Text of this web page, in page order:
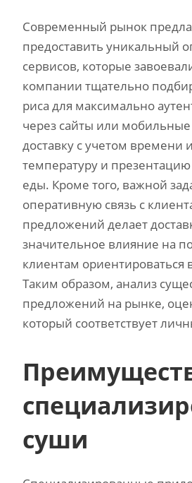
Современный рынок
предоставить уникальный
сервисов‚ которые
компании тщательно
риса для максимально
через сайты или
доставку с учетом времени
температуру и
еды. Кроме того‚ важной
оперативную связь с
предложений делает
значительное влияние на
клиентам
Таким образом‚ анализ
предложений на рынке‚
который соответствует
суши